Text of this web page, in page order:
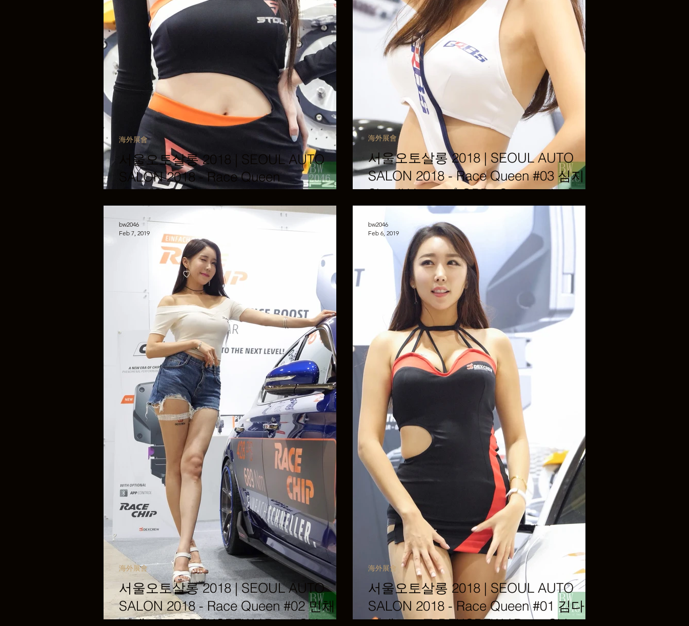
서울오토살롱 2018 | SEOUL AUTO
SALON 2018 - Race Queen
#04《STDLZ》
海外展會
서울오토살롱 2018 | SEOUL AUTO
SALON 2018 - Race Queen #03 심지영
Sim Ji Yeong《 GRBs Suspension》
海外展會
서울오토살롱 2018 | SEOUL AUTO
SALON 2018 - Race Queen #02 민채윤
海外展會
bw2046
Feb 7, 2019
서울오토살롱 2018 | SEOUL AUTO
SALON 2018 - Race Queen #01 김다온
海外展會
bw2046
Feb 6, 2019